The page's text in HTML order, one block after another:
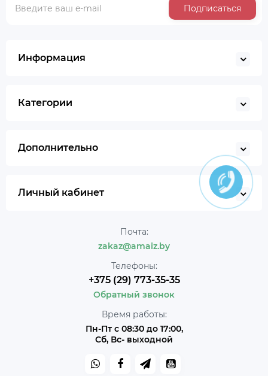
Подписаться
Информация
Категории
Дополнительно
Личный кабинет
Почта:
zakaz@amaiz.by
Телефоны:
+375 (29) 773-35-35
Обратный звонок
Время работы:
Пн-Пт с 08:30 до 17:00,
Сб, Вс- выходной